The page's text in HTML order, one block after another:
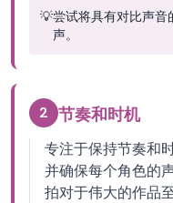
💡尝试将具有对比声音
声。
2 节奏和时机
专注于保持节奏和
并确保每个角色的
拍对于伟大的作品